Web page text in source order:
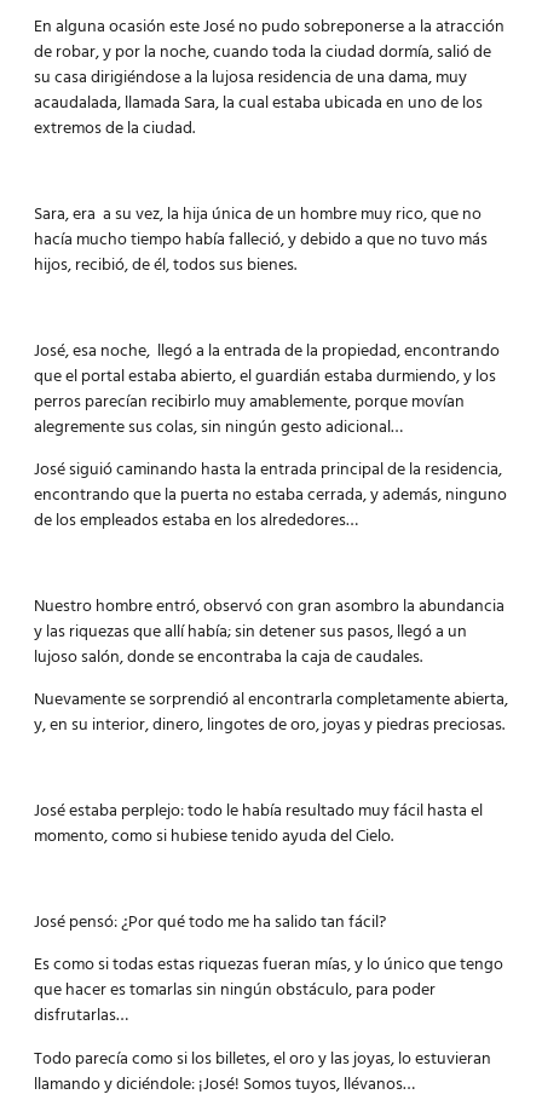
En alguna ocasión este José no pudo sobreponerse a la atracción
de robar, y por la noche, cuando toda la ciudad dormía, salió de
su casa dirigiéndose a la lujosa residencia de una dama, muy
acaudalada, llamada Sara, la cual estaba ubicada en uno de los
extremos de la ciudad.
Sara, era a su vez, la hija única de un hombre muy rico, que no
hacía mucho tiempo había falleció, y debido a que no tuvo más
hijos, recibió, de él, todos sus bienes.
José, esa noche, llegó a la entrada de la propiedad, encontrando
que el portal estaba abierto, el guardián estaba durmiendo, y los
perros parecían recibirlo muy amablemente, porque movían
alegremente sus colas, sin ningún gesto adicional…
José siguió caminando hasta la entrada principal de la residencia,
encontrando que la puerta no estaba cerrada, y además, ninguno
de los empleados estaba en los alrededores…
Nuestro hombre entró, observó con gran asombro la abundancia
y las riquezas que allí había; sin detener sus pasos, llegó a un
lujoso salón, donde se encontraba la caja de caudales.
Nuevamente se sorprendió al encontrarla completamente abierta,
y, en su interior, dinero, lingotes de oro, joyas y piedras preciosas.
José estaba perplejo: todo le había resultado muy fácil hasta el
momento, como si hubiese tenido ayuda del Cielo.
José pensó: ¿Por qué todo me ha salido tan fácil?
Es como si todas estas riquezas fueran mías, y lo único que tengo
que hacer es tomarlas sin ningún obstáculo, para poder
disfrutarlas…
Todo parecía como si los billetes, el oro y las joyas, lo estuvieran
llamando y diciéndole: ¡José! Somos tuyos, llévanos…